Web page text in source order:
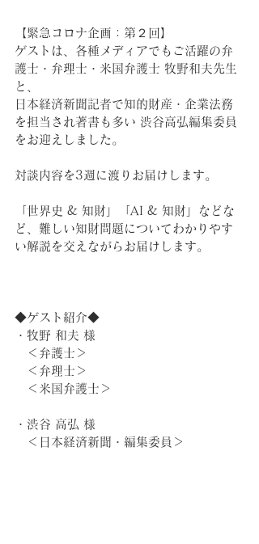
【緊急コロナ企画：第２回】
ゲストは、各種メディアでもご活躍の弁
護士・弁理士・米国弁護士 牧野和夫先生
と、
日本経済新聞記者で知的財産・企業法務
を担当され著書も多い 渋谷高弘編集委員
をお迎えしました。
対談内容を3週に渡りお届けします。
「世界史 & 知財」「AI & 知財」などな
ど、難しい知財問題についてわかりやす
い解説を交えながらお届けします。
◆ゲスト紹介◆
・牧野 和夫 様
＜弁護士＞
＜弁理士＞
＜米国弁護士＞
・渋谷 高弘 様
＜日本経済新聞・編集委員＞